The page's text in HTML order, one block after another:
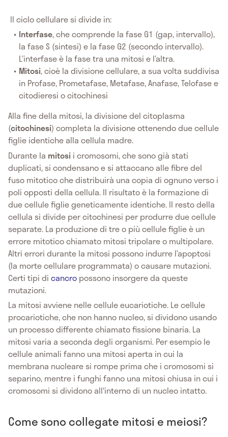
Il ciclo cellulare si divide in:
Interfase, che comprende la fase G1 (gap, intervallo),
la fase S (sintesi) e la fase G2 (secondo intervallo).
L’interfase è la fase tra una mitosi e l’altra.
Mitosi, cioè la divisione cellulare, a sua volta suddivisa
in Profase, Prometafase, Metafase, Anafase, Telofase e
citodieresi o citochinesi
Alla fine della mitosi, la divisione del citoplasma
(citochinesi) completa la divisione ottenendo due cellule
figlie identiche alla cellula madre.
Durante la mitosi i cromosomi, che sono già stati
duplicati, si condensano e si attaccano alle fibre del
fuso mitotico che distribuirà una copia di ognuno verso i
poli opposti della cellula. Il risultato è la formazione di
due cellule figlie geneticamente identiche. Il resto della
cellula si divide per citochinesi per produrre due cellule
separate. La produzione di tre o più cellule figlie è un
errore mitotico chiamato mitosi tripolare o multipolare.
Altri errori durante la mitosi possono indurre l’apoptosi
(la morte cellulare programmata) o causare mutazioni.
Certi tipi di cancro possono insorgere da queste
mutazioni.
La mitosi avviene nelle cellule eucariotiche. Le cellule
procariotiche, che non hanno nucleo, si dividono usando
un processo differente chiamato fissione binaria. La
mitosi varia a seconda degli organismi. Per esempio le
cellule animali fanno una mitosi aperta in cui la
membrana nucleare si rompe prima che i cromosomi si
separino, mentre i funghi fanno una mitosi chiusa in cui i
cromosomi si dividono all'interno di un nucleo intatto.
Come sono collegate mitosi e meiosi?